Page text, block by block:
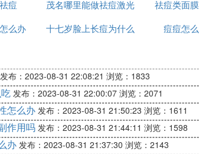
冬季，天气阴或晴，都要做好防晒工作
门，涂抹防晒霜是防止皮肤晒黑、晒
脸上的斑点，就要找到一个有效的祛
产品，祛斑就很不错，可有效解决面部
消除
痘 茂名哪里能做祛痘激光
祛痘类面
间
么办
十七岁脸上长痘为什么 痘痘怎
发布：2023-08-31 22:08:21 浏览：1833
发布：2023-08-31 22:00:07 浏览：2071
怎么办 发布：2023-08-31 21:50:23 浏览：1611
作用吗 发布：2023-08-31 21:44:11 浏览：1598
办 发布：2023-08-31 21:37:30 浏览：2143